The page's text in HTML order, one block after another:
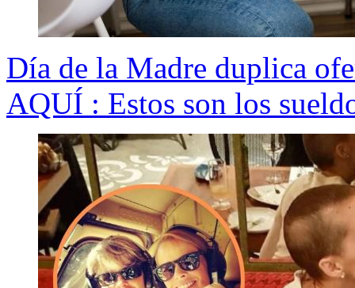
Día de la Madre duplica
AQUÍ : Estos son los